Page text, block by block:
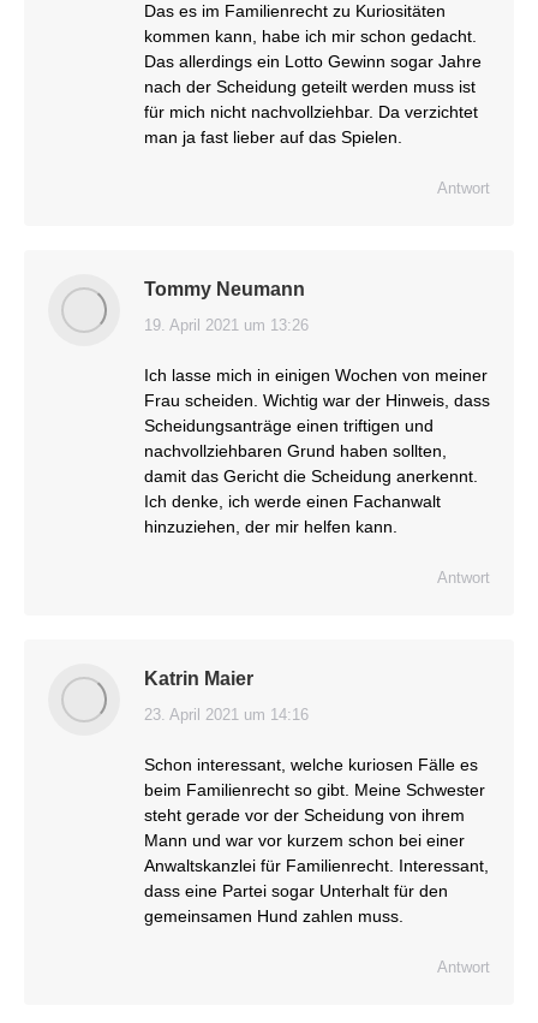
Das es im Familienrecht zu Kuriositäten
kommen kann, habe ich mir schon gedacht.
Das allerdings ein Lotto Gewinn sogar Jahre
nach der Scheidung geteilt werden muss ist
für mich nicht nachvollziehbar. Da verzichtet
man ja fast lieber auf das Spielen.
Antwort
Tommy Neumann
sagt:
19. April 2021 um 13:26
Ich lasse mich in einigen Wochen von meiner
Frau scheiden. Wichtig war der Hinweis, dass
Scheidungsanträge einen triftigen und
nachvollziehbaren Grund haben sollten,
damit das Gericht die Scheidung anerkennt.
Ich denke, ich werde einen Fachanwalt
hinzuziehen, der mir helfen kann.
Antwort
Katrin Maier
sagt:
23. April 2021 um 14:16
Schon interessant, welche kuriosen Fälle es
beim Familienrecht so gibt. Meine Schwester
steht gerade vor der Scheidung von ihrem
Mann und war vor kurzem schon bei einer
Anwaltskanzlei für Familienrecht. Interessant,
dass eine Partei sogar Unterhalt für den
gemeinsamen Hund zahlen muss.
Antwort